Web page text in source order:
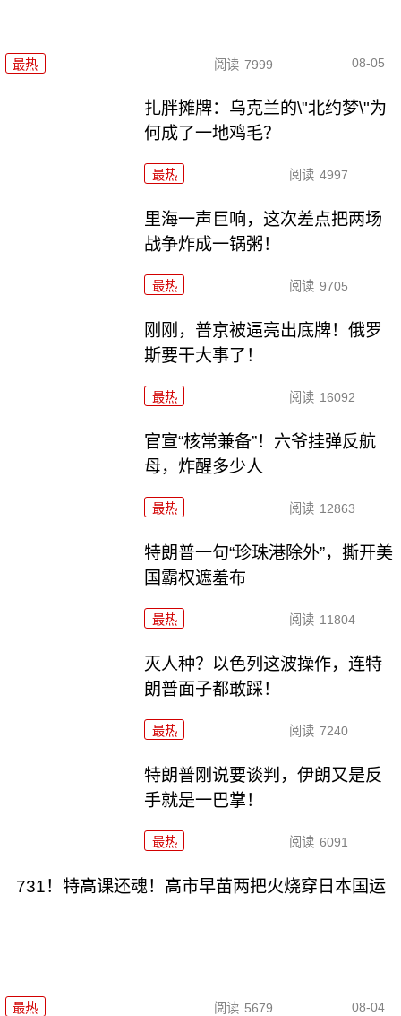
最热 阅读 7999 08-05
扎胖摊牌：乌克兰的\"北约梦\"为
何成了一地鸡毛？
最热 阅读 4997
里海一声巨响，这次差点把两场
战争炸成一锅粥！
最热 阅读 9705
刚刚，普京被逼亮出底牌！俄罗
斯要干大事了！
最热 阅读 16092
官宣“核常兼备”！六爷挂弹反航
母，炸醒多少人
最热 阅读 12863
特朗普一句“珍珠港除外”，撕开美
国霸权遮羞布
最热 阅读 11804
灭人种？以色列这波操作，连特
朗普面子都敢踩！
最热 阅读 7240
特朗普刚说要谈判，伊朗又是反
手就是一巴掌！
最热 阅读 6091
731！特高课还魂！高市早苗两把火烧穿日本国运
最热 阅读 5679 08-04